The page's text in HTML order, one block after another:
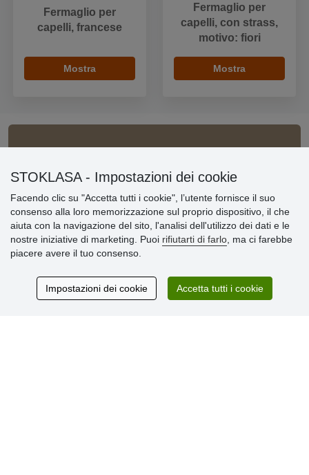
Fermaglio per
capelli, francese
Mostra
Fermaglio per
capelli, con strass,
motivo: fiori
Mostra
» Impostazioni dei cookie
» Termini & Condizioni
» Informativa sulla Privacy
» Consegna e pagamento
» Garanzia e resi
» Programma fedeltà
Recensioni
STOKLASA - Impostazioni dei cookie
Facendo clic su "Accetta tutti i cookie", l’utente fornisce il suo
consenso alla loro memorizzazione sul proprio dispositivo, il che
aiuta con la navigazione del sito, l'analisi dell'utilizzo dei dati e le
nostre iniziative di marketing. Puoi rifiutarti di farlo , ma ci farebbe
piacere avere il tuo consenso.
Impostazioni dei cookie Accetta tutti i cookie